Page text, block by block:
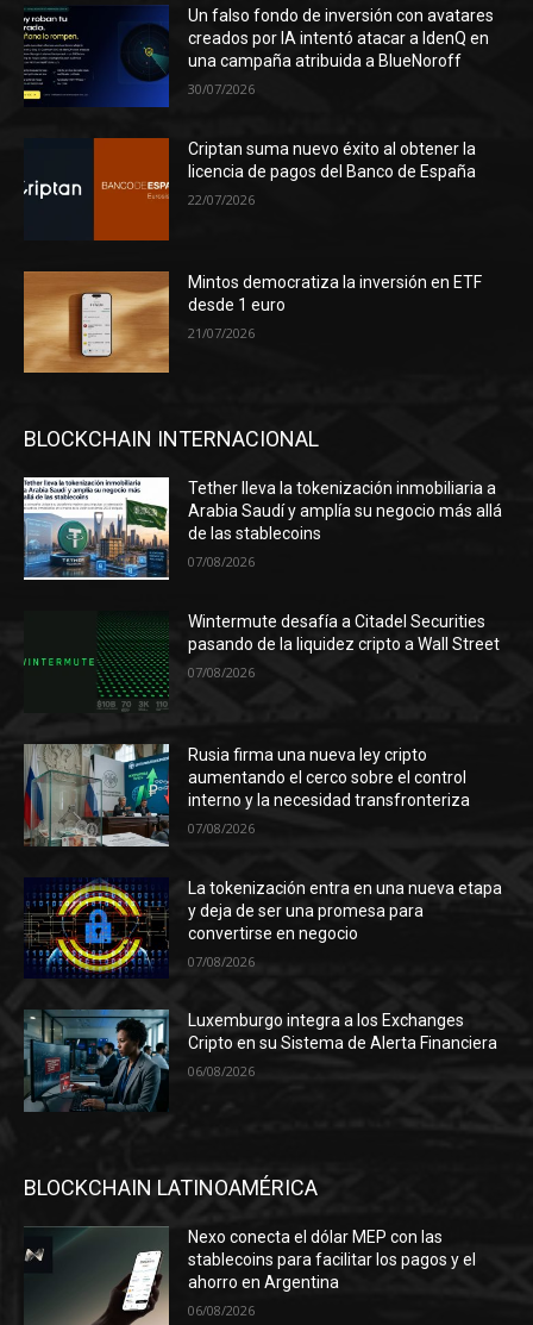
Un falso fondo de inversión con avatares
creados por IA intentó atacar a IdenQ en
una campaña atribuida a BlueNoroff
30/07/2026
Criptan suma nuevo éxito al obtener la
licencia de pagos del Banco de España
22/07/2026
Mintos democratiza la inversión en ETF
desde 1 euro
21/07/2026
BLOCKCHAIN INTERNACIONAL
Tether lleva la tokenización inmobiliaria a
Arabia Saudí y amplía su negocio más allá
de las stablecoins
07/08/2026
Wintermute desafía a Citadel Securities
pasando de la liquidez cripto a Wall Street
07/08/2026
Rusia firma una nueva ley cripto
aumentando el cerco sobre el control
interno y la necesidad transfronteriza
07/08/2026
La tokenización entra en una nueva etapa
y deja de ser una promesa para
convertirse en negocio
07/08/2026
Luxemburgo integra a los Exchanges
Cripto en su Sistema de Alerta Financiera
06/08/2026
BLOCKCHAIN LATINOAMÉRICA
Nexo conecta el dólar MEP con las
stablecoins para facilitar los pagos y el
ahorro en Argentina
06/08/2026